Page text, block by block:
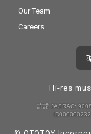
Our Team
Careers
Hi-res
許諾 JASRAC: